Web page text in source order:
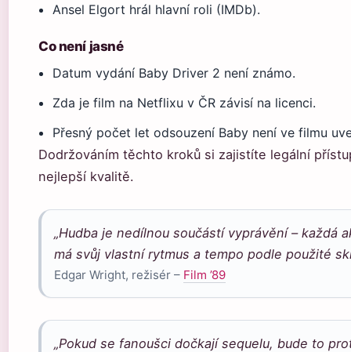
Ansel Elgort hrál hlavní roli (IMDb).
Co není jasné
Datum vydání Baby Driver 2 není známo.
Zda je film na Netflixu v ČR závisí na licenci.
Přesný počet let odsouzení Baby není ve filmu
Dodržováním těchto kroků si zajistíte legální
nejlepší kvalitě.
„Hudba je nedílnou součástí vyprávění – každá
má svůj vlastní rytmus a tempo podle použité
Edgar Wright, režisér – Film ’89
„Pokud se fanoušci dočkají sequelu, bude to